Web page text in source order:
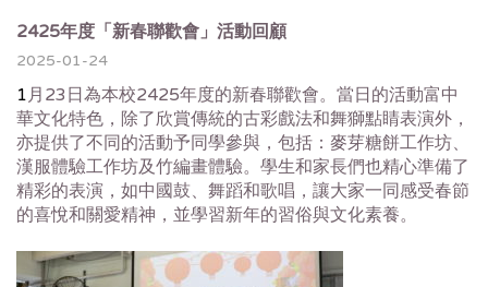
2425年度「新春聯歡會」活動回顧
2025-01-24
1月23日為本校2425年度的新春聯歡會。當日的活動富中
華文化特色，除了欣賞傳統的古彩戲法和舞獅點睛表演外，
亦提供了不同的活動予同學參與，包括：麥芽糖餅工作坊、
漢服體驗工作坊及竹編畫體驗。學生和家長們也精心準備了
精彩的表演， 如中國鼓、舞蹈和歌唱，讓大家一同感受春節
的喜悅和關愛精神， 並學習新年的習俗與文化素養。